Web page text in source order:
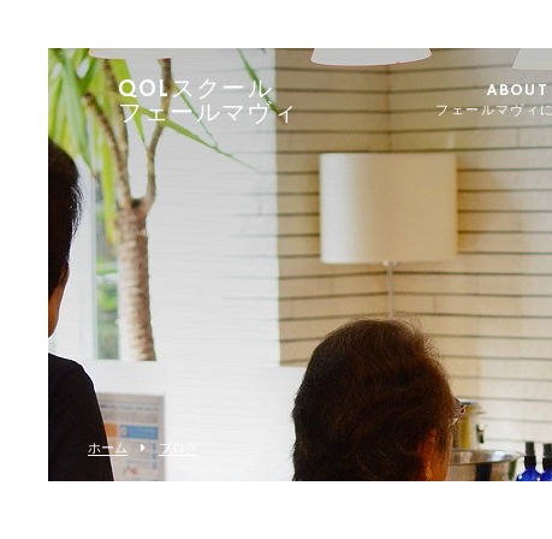
QOLスクール
フェールマヴィ
ABOUT
フェールマヴィ
ホーム ブログ